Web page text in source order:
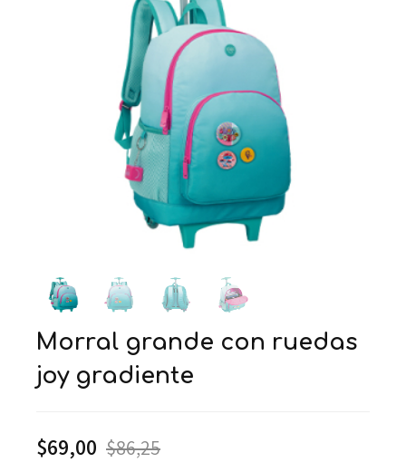
morral grande con ruedas
joy gradiente
$69,00 $86,25